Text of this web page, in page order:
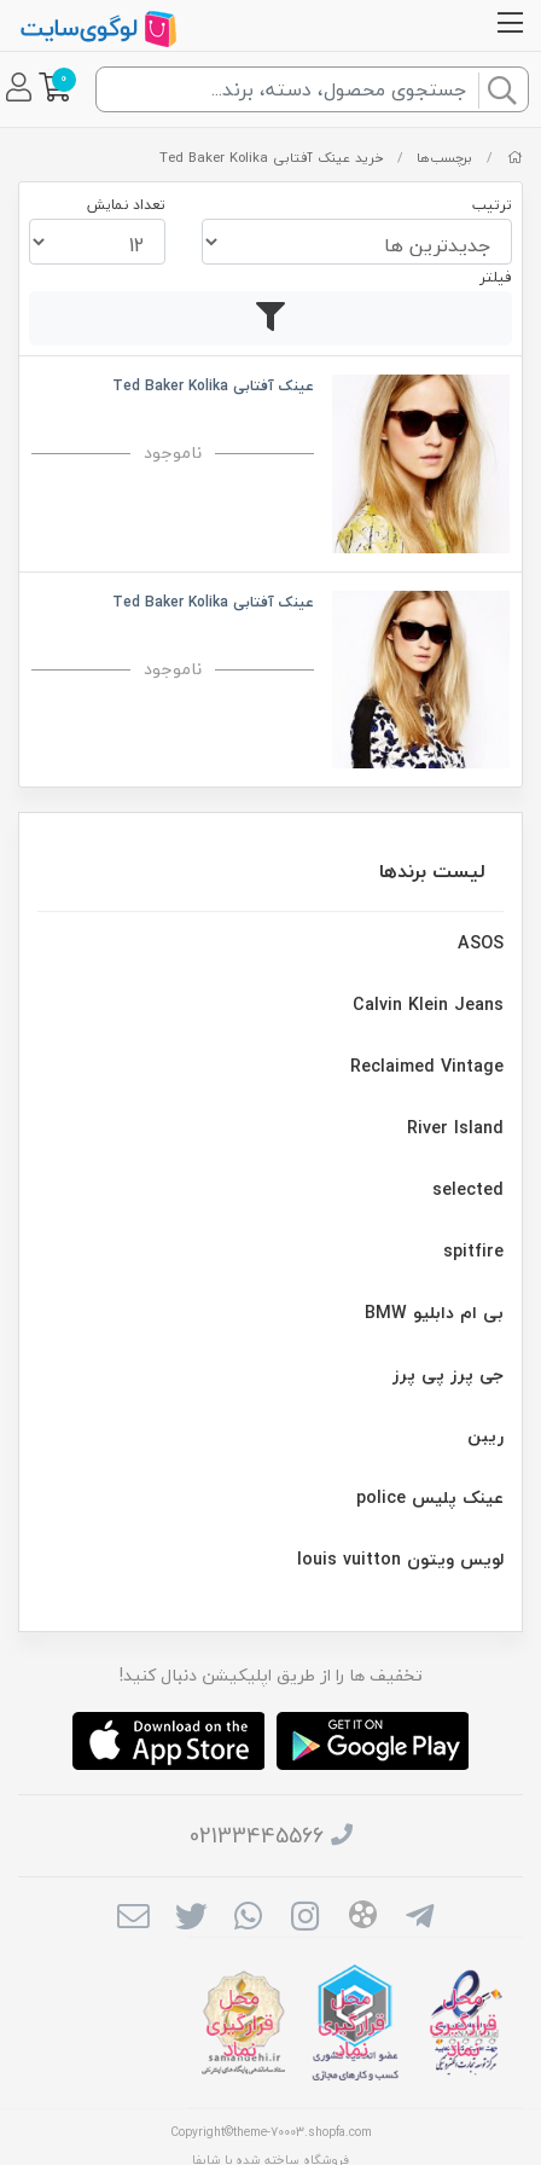
0
/ برچسب‌ها / خرید عینک آفتابی Ted Baker Kolika
ترتیب تعداد نمایش
فیلتر
عینک آفتابی Ted Baker Kolika
ناموجود
عینک آفتابی Ted Baker Kolika
ناموجود
لیست برندها
ASOS
Calvin Klein Jeans
Reclaimed Vintage
River Island
selected
spitfire
بی ام دابلیو BMW
جی پرز پی پرز
ریبن
عینک پلیس police
لویس ویتون louis vuitton
تخفیف ها را از طریق اپلیکیشن دنبال کنید!
02133445566
Copyright©theme-70003.shopfa.com